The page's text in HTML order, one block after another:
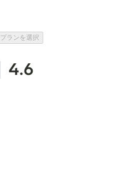
プランを選択